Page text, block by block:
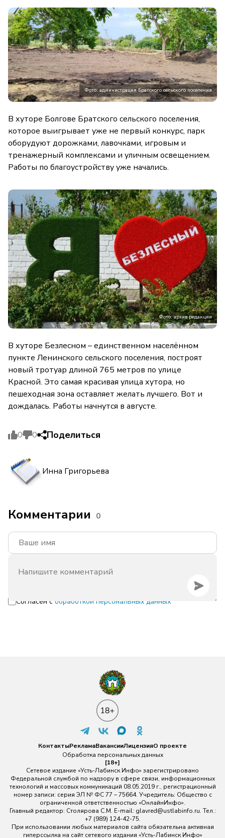
Фото: администрация Братского сельского поселения
В хуторе Болгове Братского сельского поселения,
которое выигрывает уже не первый конкурс, парк
оборудуют дорожками, лавочками, игровым и
тренажерный комплексами и уличным освещением.
Работы по благоустройству уже начались.
Фото: архив редакции
В хуторе Безлесном – единственном населённом
пункте Ленинского сельского поселения, построят
новый тротуар длиной 765 метров по улице
Красной. Это самая красивая улица хутора, но
пешеходная зона оставляет желать лучшего. Вот и
дождалась. Работы начнутся в августе.
0 0 Поделиться
Инна Григорьева
Комментарии 0
Согласен с обработкой персональных данных
КонтактыРекламаВакансииЛицензияО проекте
Обработка персональных данных
[18+]
Сетевое издание «Усть-Лабинск Инфо» зарегистрировано
Федеральной службой по надзору в сфере связи, информационных
технологий и массовых коммуникаций 08.05.2019 г., регистрационный
номер записи: серия ЭЛ № ФС 77 – 75664. Учредитель: Общество с
ограниченной ответственностью «ОнлайнИнфо».
Главный редактор: Столярова С.М. E-mail: glavred@ustlabinfo.ru. Тел.:
+7 (989) 124-42-75.
При использовании любых материалов сайта обязательна активная
гиперссылка на сайт сетевого издания «Усть-Лабинск Инфо»